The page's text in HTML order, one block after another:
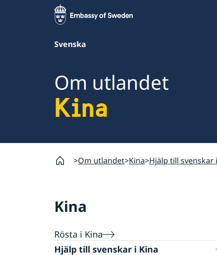
Svenska
Om utlandet
Kina
Om utlandet Kina Hjälp till svenskar
Kina
Rösta i Kina
Hjälp till svenskar i Kina